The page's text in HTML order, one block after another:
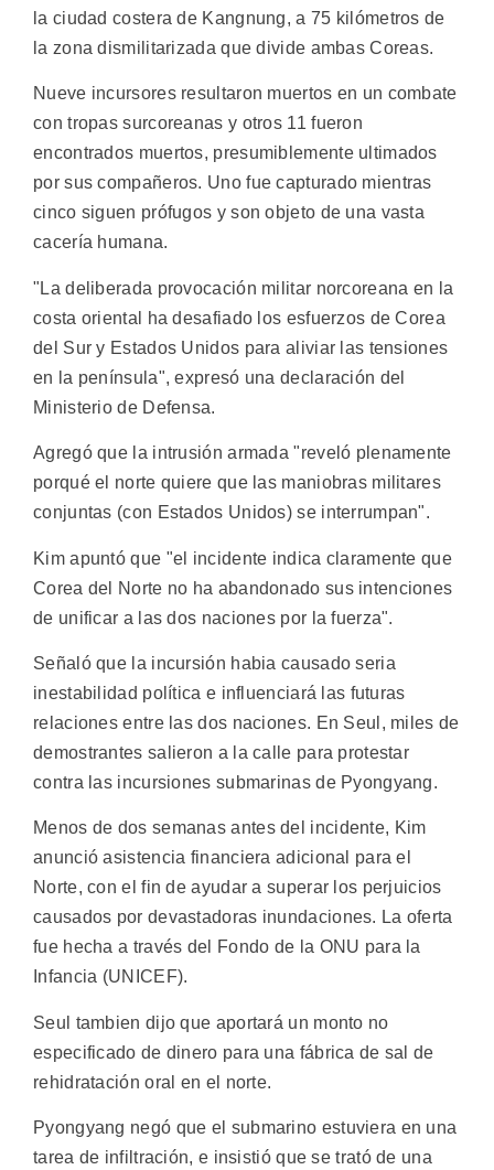
la ciudad costera de Kangnung, a 75 kilómetros de
la zona dismilitarizada que divide ambas Coreas.
Nueve incursores resultaron muertos en un combate
con tropas surcoreanas y otros 11 fueron
encontrados muertos, presumiblemente ultimados
por sus compañeros. Uno fue capturado mientras
cinco siguen prófugos y son objeto de una vasta
cacería humana.
"La deliberada provocación militar norcoreana en la
costa oriental ha desafiado los esfuerzos de Corea
del Sur y Estados Unidos para aliviar las tensiones
en la península", expresó una declaración del
Ministerio de Defensa.
Agregó que la intrusión armada "reveló plenamente
porqué el norte quiere que las maniobras militares
conjuntas (con Estados Unidos) se interrumpan".
Kim apuntó que "el incidente indica claramente que
Corea del Norte no ha abandonado sus intenciones
de unificar a las dos naciones por la fuerza".
Señaló que la incursión habia causado seria
inestabilidad política e influenciará las futuras
relaciones entre las dos naciones. En Seul, miles de
demostrantes salieron a la calle para protestar
contra las incursiones submarinas de Pyongyang.
Menos de dos semanas antes del incidente, Kim
anunció asistencia financiera adicional para el
Norte, con el fin de ayudar a superar los perjuicios
causados por devastadoras inundaciones. La oferta
fue hecha a través del Fondo de la ONU para la
Infancia (UNICEF).
Seul tambien dijo que aportará un monto no
especificado de dinero para una fábrica de sal de
rehidratación oral en el norte.
Pyongyang negó que el submarino estuviera en una
tarea de infiltración, e insistió que se trató de una